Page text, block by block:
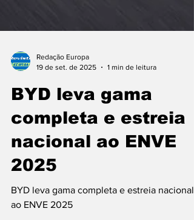
Redação Europa
19 de set. de 2025
1 min de leitura
BYD leva gama
completa e estreia
nacional ao ENVE
2025